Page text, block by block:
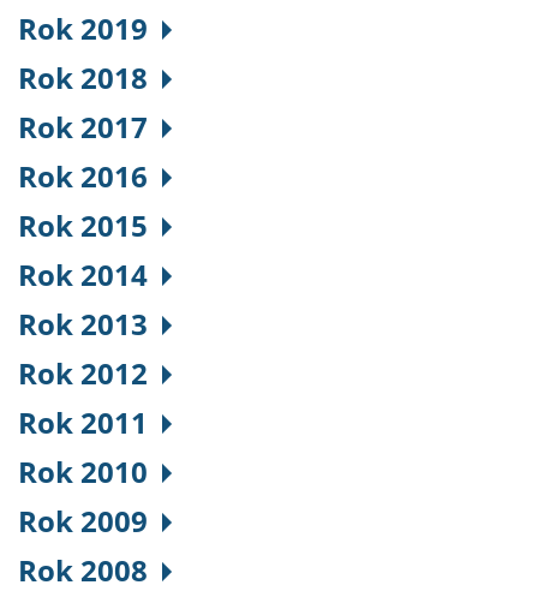
Rok 2019
Rok 2018
Rok 2017
Rok 2016
Rok 2015
Rok 2014
Rok 2013
Rok 2012
Rok 2011
Rok 2010
Rok 2009
Rok 2008